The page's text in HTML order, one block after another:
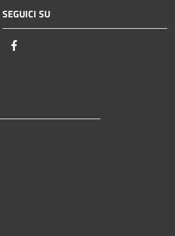
SEGUICI SU